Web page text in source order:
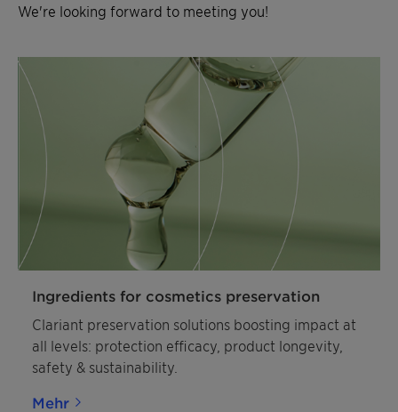
We're looking forward to meeting you!
Ingredients for cosmetics preservation
Clariant preservation solutions boosting impact at
all levels: protection efficacy, product longevity,
safety & sustainability.
Mehr